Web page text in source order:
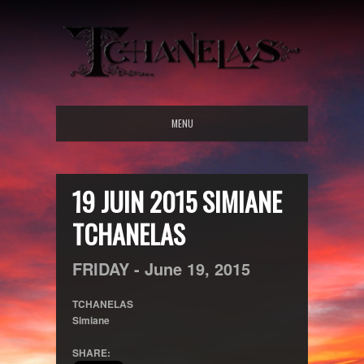
MENU
19 JUIN 2015 SIMIANE
TCHANELAS
FRIDAY - June 19, 2015
TCHANELAS
Simiane
SHARE: